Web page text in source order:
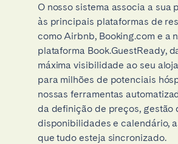
O nosso sistema associa a sua
às principais plataformas de
como Airbnb, Booking.com e a
plataforma Book.GuestReady,
máxima visibilidade ao seu
para milhões de potenciais
nossas ferramentas
da definição de preços, gestão
disponibilidades e calendário,
que tudo esteja sincronizado.